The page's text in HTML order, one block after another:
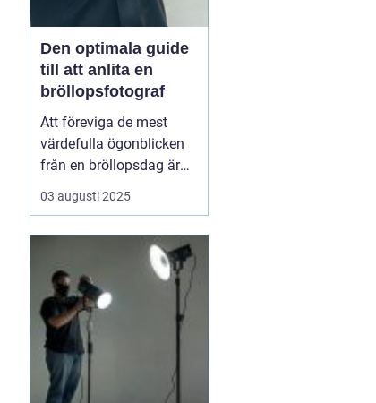
Den optimala guide
till att anlita en
bröllopsfotograf
Att föreviga de mest
värdefulla ögonblicken
från en bröllopsdag är
inte bara en lyx utan en
nödvändighet. Varenda
och alla kärleksfulla
blickar är minnen att
bevara...
03 augusti 2025